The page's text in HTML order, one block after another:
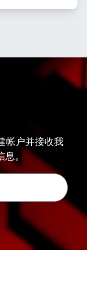
帐户并接收我
。